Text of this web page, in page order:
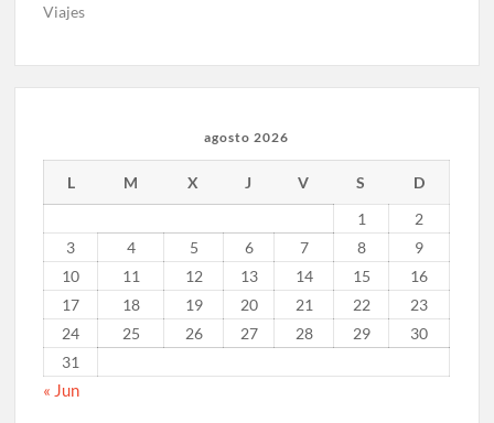
Viajes
agosto 2026
L M X J V S
D
1
2
3
4 5 6 7 8
9
10
11 12 13 14 15
16
17
18 19 20 21 22
23
24
25 26 27 28 29
30
31
« Jun